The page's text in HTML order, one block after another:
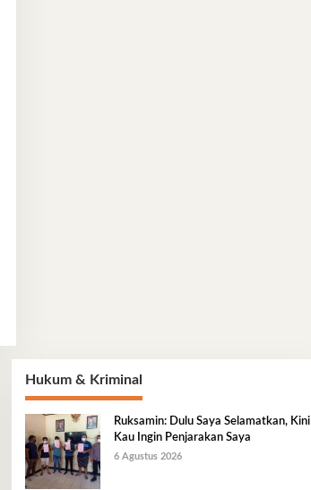
Hukum & Kriminal
Ruksamin: Dulu Saya Selamatkan, Kini
Kau Ingin Penjarakan Saya
6 Agustus 2026